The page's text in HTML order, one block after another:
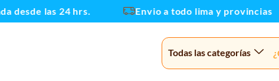
Ir
al
las 24 hrs. Envio a todo lima y provincias
Todas las categorías